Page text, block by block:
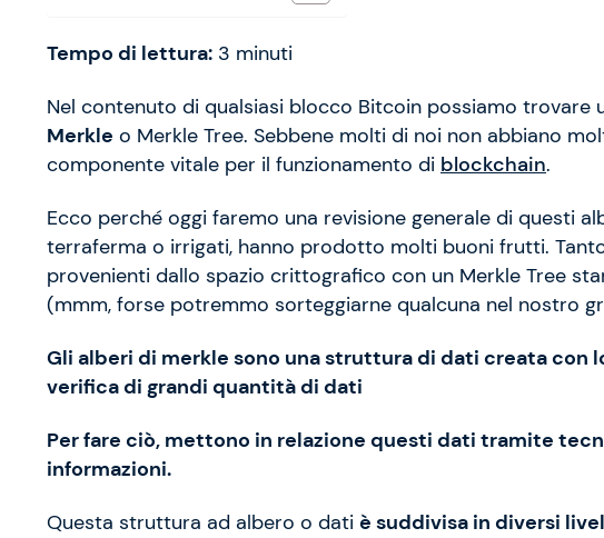
Tempo di lettura: 3 minuti
Nel contenuto di qualsiasi blocco Bitcoin possiamo trovare
Merkle o Merkle Tree. Sebbene molti di noi non abbiano
componente vitale per il funzionamento di blockchain.
Ecco perché oggi faremo una revisione generale di questi
terraferma o irrigati, hanno prodotto molti buoni frutti.
provenienti dallo spazio crittografico con un Merkle Tree
(mmm, forse potremmo sorteggiarne qualcuna nel nostro
Gli alberi di merkle sono una struttura di dati creata con
verifica di grandi quantità di dati
Per fare ciò, mettono in relazione questi dati tramite
informazioni.
Questa struttura ad albero o dati è suddivisa in diversi